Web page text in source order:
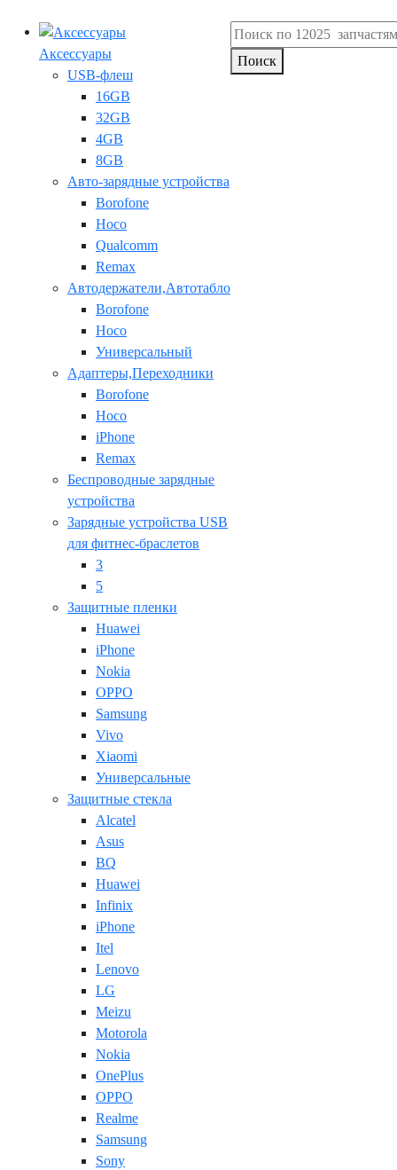
Аксессуары
USB-флеш
16GB
32GB
4GB
8GB
Авто-зарядные устройства
Borofone
Hoco
Qualcomm
Remax
Автодержатели,Автотабло
Borofone
Hoco
Универсальный
Адаптеры,Переходники
Borofone
Hoco
iPhone
Remax
Беспроводные зарядные
устройства
Зарядные устройства USB
для фитнес-браслетов
3
5
Защитные пленки
Huawei
iPhone
Nokia
OPPO
Samsung
Vivo
Xiaomi
Универсальные
Защитные стекла
Alcatel
Asus
BQ
Huawei
Infinix
iPhone
Itel
Lenovo
LG
Meizu
Motorola
Nokia
OnePlus
OPPO
Realme
Samsung
Sony
Поиск